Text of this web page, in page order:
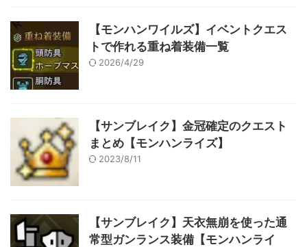
【モンハンワイルズ】イベントクエス
トで作れる重ね着装備一覧
2026/4/29
【サンブレイク】金冠確定のクエスト
まとめ【モンハンライズ】
2023/8/11
【サンブレイク】天衣無崩を使った通
常型ガンランス装備【モンハンライ